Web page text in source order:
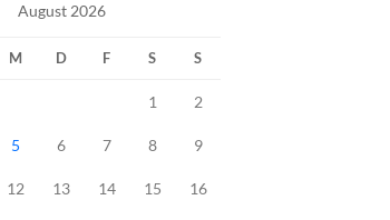
August 2026
M D F S S
1 2
5 6 7 8 9
12 13 14 15 16